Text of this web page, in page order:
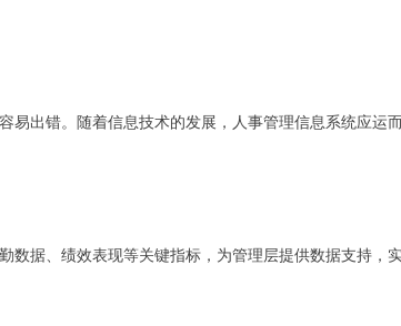
易出错。随着信息技术的发展，人事管理信息系统应运
数据、绩效表现等关键指标，为管理层提供数据支持，